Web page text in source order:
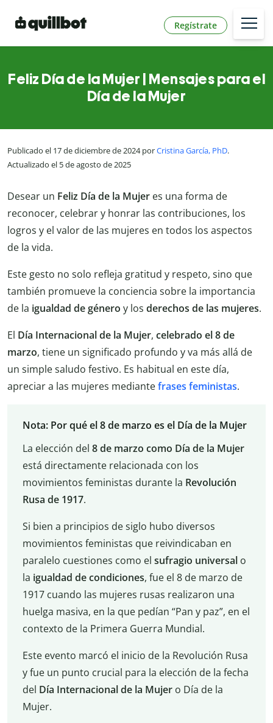
Regístrate
Feliz Día de la Mujer | Mensajes para el
Día de la Mujer
Publicado el 17 de diciembre de 2024 porCristina García, PhD.
Actualizado el 5 de agosto de 2025
Desear un Feliz Día de la Mujer es una forma de
reconocer, celebrar y honrar las contribuciones, los
logros y el valor de las mujeres en todos los aspectos
de la vida.
Este gesto no solo refleja gratitud y respeto, sino que
también promueve la conciencia sobre la importancia
de la igualdad de género y los derechos de las mujeres.
El Día Internacional de la Mujer, celebrado el 8 de
marzo, tiene un significado profundo y va más allá de
un simple saludo festivo. Es habitual en este día,
apreciar a las mujeres mediantefrases feministas.
Nota: Por qué el 8 de marzo es el Día de la Mujer
La elección del 8 de marzo como Día de la Mujer
está directamente relacionada con los
movimientos feministas durante la Revolución
Rusa de 1917.
Si bien a principios de siglo hubo diversos
movimientos feministas que reivindicaban en
paralelo cuestiones como el sufragio universalo
la igualdad de condiciones, fue el 8 de marzo de
1917 cuando las mujeres rusas realizaron una
huelga masiva, en la que pedían “Pan y paz”, en el
contexto de la Primera Guerra Mundial.
Este evento marcó el inicio de la Revolución Rusa
y fue un punto crucial para la elección de la fecha
del Día Internacional de la Mujer o Día de la
Mujer.